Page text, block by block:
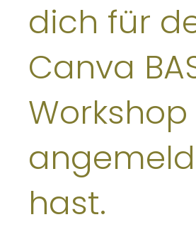
dich für
Canva
Workshop
hast.